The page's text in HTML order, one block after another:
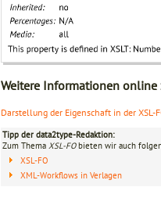
Weitere Informationen online
Darstellung der Eigenschaft in der XSL-
Tipp der data2type-Redaktion:
Zum Thema XSL-FObieten wir auch
XSL-FO
XML-Workflows in Verlagen